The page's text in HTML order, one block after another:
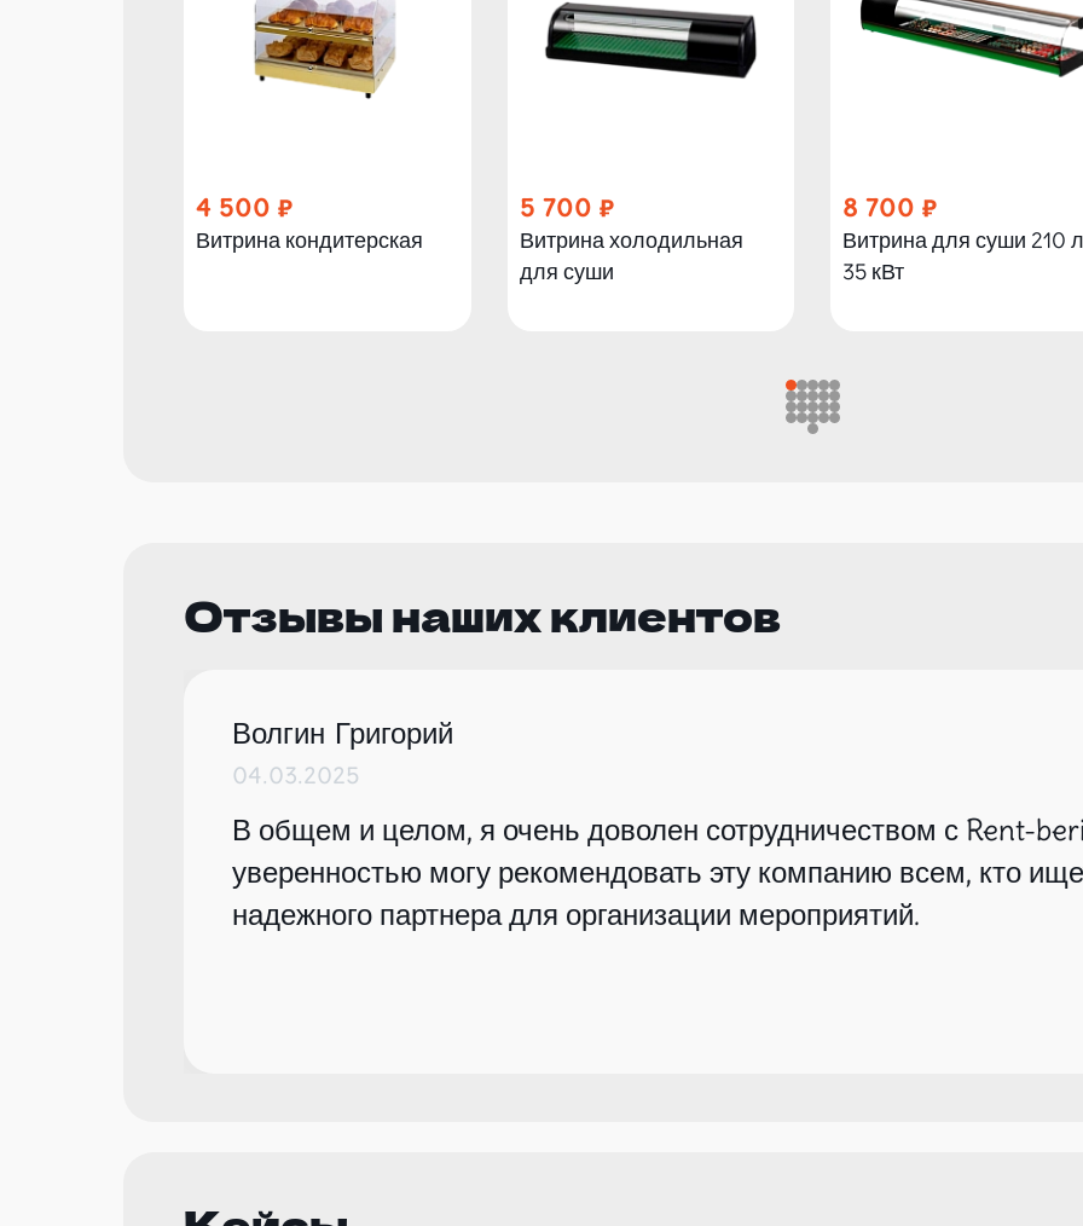
4 500
Витрина кондитерская
5 700
Витрина холодильная
для суши
8 700
Витрина для суши 210 л
35 кВт
Отзывы наших клиентов
Волгин Григорий
04.03.2025
В общем и целом, я очень доволен сотрудничеством с Rent-
уверенностью могу рекомендовать эту компанию всем, кто
надежного партнера для организации мероприятий.